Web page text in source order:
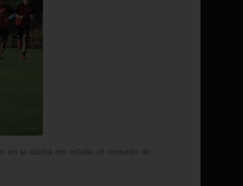
en la capital del estado, el conjunto de